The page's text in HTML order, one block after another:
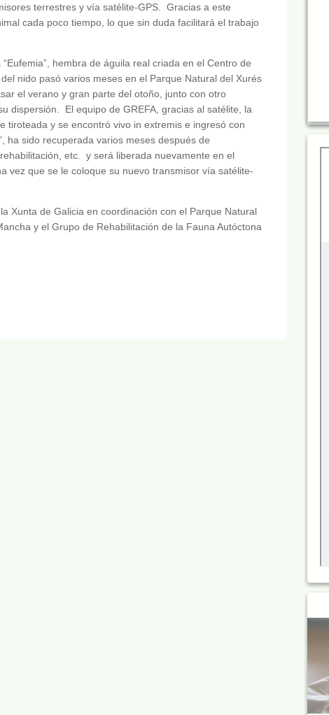
terrestres y vía satélite-GPS. Gracias a este
cada poco tiempo, lo que sin duda facilitará el trabajo
hembra de águila real criada en el Centro de
nido pasó varios meses en el Parque Natural del Xurés
el verano y gran parte del otoño, junto con otro
dispersión. El equipo de GREFA, gracias al satélite, la
tiroteada y se encontró vivo in extremis e ingresó con
ha sido recuperada varios meses después de
etc. y será liberada nuevamente en el
vez que se le coloque su nuevo transmisor vía satélite-
Xunta de Galicia en coordinación con el Parque Natural
y el Grupo de Rehabilitación de la Fauna Autóctona